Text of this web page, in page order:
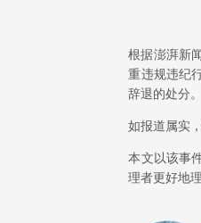
根据澎湃新
重违规违纪
辞退的处分。
如报道属实
本文以该事
理者更好地